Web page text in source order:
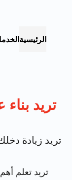
الرئيسية
تريد
تريد زيادة
تريد تعلم